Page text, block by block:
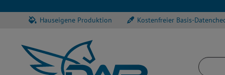
Hauseigene Produktion Kostenfreier Basis-